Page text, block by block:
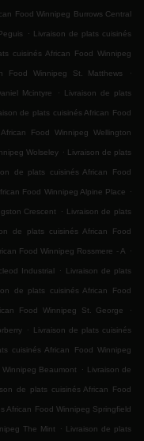
Food Winnipeg Burrows Central
. Livraison de plats cuisinés
cuisinés African Food Winnipeg
Food Winnipeg St. Matthews .
Mcintyre . Livraison de plats
de plats cuisinés African Food
Food Winnipeg Wellington
Wolseley . Livraison de plats
de plats cuisinés African Food
Food Winnipeg Alpine Place .
Crescent . Livraison de plats
de plats cuisinés African Food
Food Winnipeg Rossmere - A .
Industrial . Livraison de plats
de plats cuisinés African Food
Food Winnipeg St. George .
. Livraison de plats cuisinés
cuisinés African Food Winnipeg
Beaumont . Livraison de
de plats cuisinés African Food
African Food Winnipeg Springfield
The Mint . Livraison de plats